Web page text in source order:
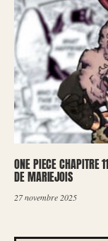
ONE PIECE CHAPITRE
DE MARIEJOIS
27 novembre 2025